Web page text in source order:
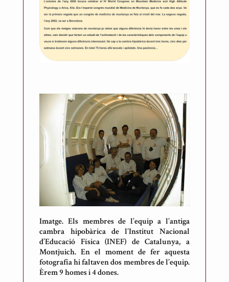
R
a
e
Imatge. Els membres de l’equip a l’antiga
cambra hipobàrica de l’Institut Nacional
d’Educació Física (INEF) de Catalunya, a
Montjuich. En el moment de fer aquesta
fotografía hi faltaven dos membres de l’equip.
Èrem 9 homes i 4 dones.